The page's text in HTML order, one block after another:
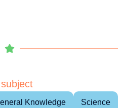
Knowledge Science